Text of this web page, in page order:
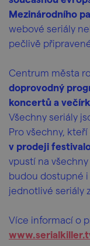
Mezinárodního
webové seriály
pečlivě
Centrum města
doprovodný
koncertů a
Všechny seriály
Pro všechny,
v prodeji
vpustí na
budou dostupné
jednotlivé seriály
Více informací o